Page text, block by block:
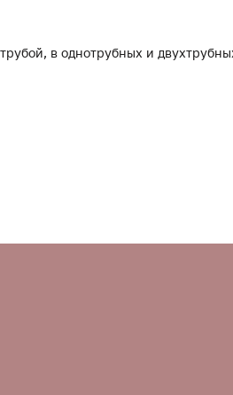
в однотрубных и